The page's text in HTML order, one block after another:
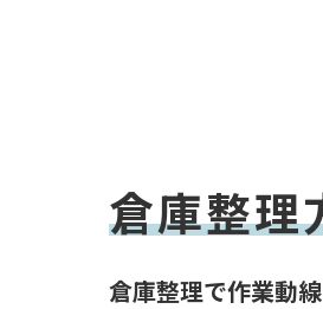
倉庫整理
倉庫整理で作業動